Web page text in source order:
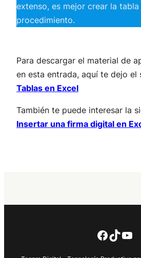
extenso, es mejor crear la
procedimiento.
Para descargar el material de
en esta entrada, aquí te dejo el
Tablas en Excel
También te puede interesar la
Insertar una firma digital en
TikTok